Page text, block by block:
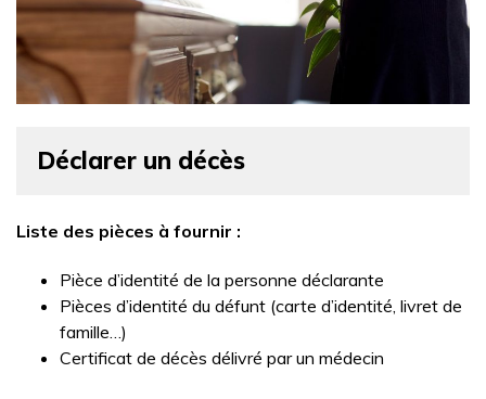
Déclarer un décès
Liste des pièces à fournir :
Pièce d’identité de la personne déclarante
Pièces d’identité du défunt (carte d’identité, livret de
famille…)
Certificat de décès délivré par un médecin